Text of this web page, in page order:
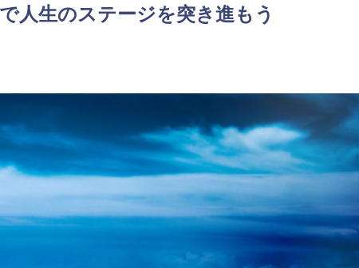
人生のステージを突き進もう